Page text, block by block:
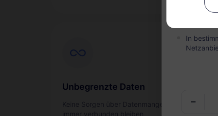
Unbegrenzte Daten
In